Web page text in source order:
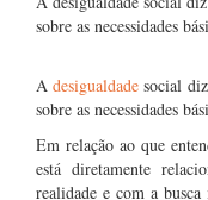
sobre as necessidades
Adesigualdade social
sobre as necessidades
Em relação ao que
está diretamente
realidade e com a